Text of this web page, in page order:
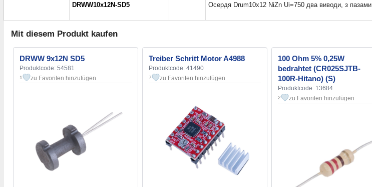
DRWW10x12N-SD5
Осердя Drum10x12 NiZn Ui=750 два виводи, з пазами
Mit diesem Produkt kaufen
DRWW 9x12N SD5
Produktcode: 54581
1 zu Favoriten hinzufügen
Treiber Schritt Motor A4988
Produktcode: 41490
7 zu Favoriten hinzufügen
100 Ohm 5% 0,25W
bedrahtet (CR025SJTB-
100R-Hitano) (S)
Produktcode: 13684
2 zu Favoriten hinzufügen